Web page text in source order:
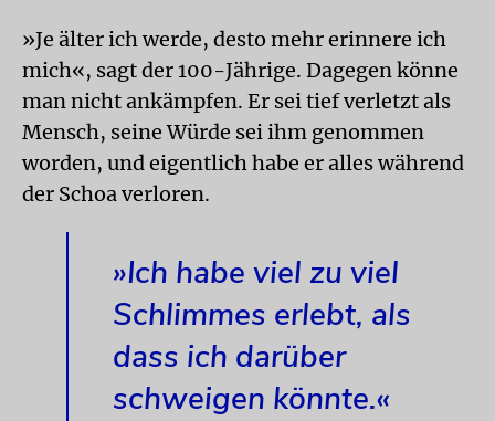
»Je älter ich werde, desto mehr erinnere ich
mich«, sagt der 100-Jährige. Dagegen könne
man nicht ankämpfen. Er sei tief verletzt als
Mensch, seine Würde sei ihm genommen
worden, und eigentlich habe er alles während
der Schoa verloren.
»Ich habe viel zu viel
Schlimmes erlebt, als
dass ich darüber
schweigen könnte.«